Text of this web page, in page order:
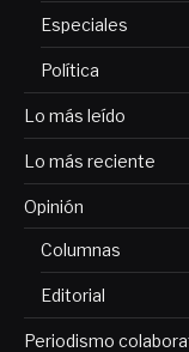
Especiales
Política
Lo más leído
Lo más reciente
Opinión
Columnas
Editorial
Periodismo